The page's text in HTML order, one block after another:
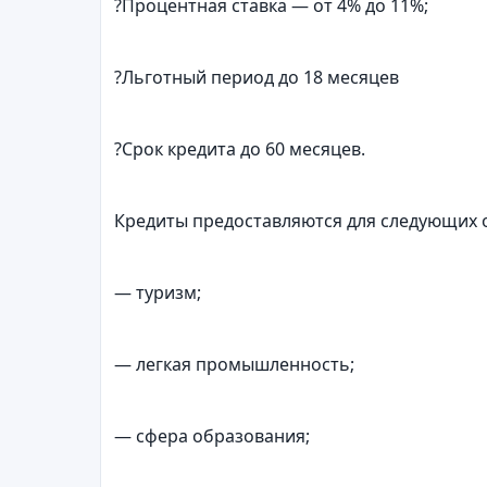
?Процентная ставка — от 4% до 11%;
?Льготный период до 18 месяцев
?Срок кредита до 60 месяцев.
Кредиты предоставляются для следующих
— туризм;
— легкая промышленность;
— сфера образования;